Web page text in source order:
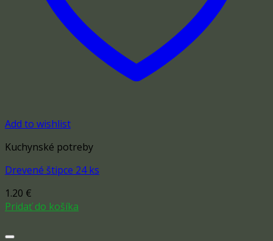
Add to wishlist
Kuchynské potreby
Drevené štipce 24 ks
1.20 €
Pridať do košíka